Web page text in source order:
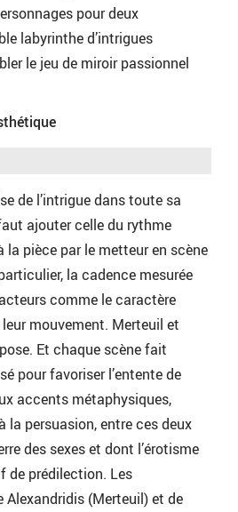
pour deux
labyrinthe d’intrigues
le jeu de miroir passionnel
de l’intrigue dans toute sa
ajouter celle du rythme
la pièce par le metteur en scène
la cadence mesurée
comme le caractère
mouvement. Merteuil et
Et chaque scène fait
pour favoriser l’entente de
accents métaphysiques,
la persuasion, entre ces deux
des sexes et dont l’érotisme
de prédilection. Les
Alexandridis (Merteuil) et de